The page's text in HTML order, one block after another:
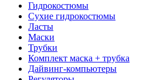
Гидрокостюмы
Сухие гидрокостюмы
Ласты
Маски
Трубки
Комплект маска + трубка
Дайвинг-компьютеры